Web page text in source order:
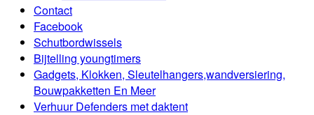
Contact
Facebook
Schutbordwissels
Bijtelling youngtimers
Gadgets, Klokken, Sleutelhangers,wandversiering,
Bouwpakketten En Meer
Verhuur Defenders met daktent